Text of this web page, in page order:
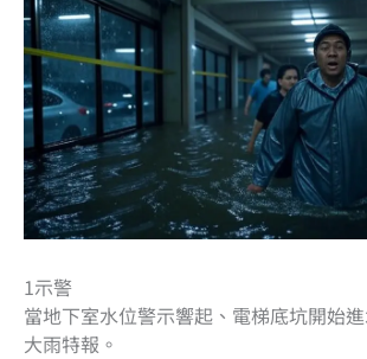
1示警
當地下室水位警示響起、電梯底坑開始
大雨特報。